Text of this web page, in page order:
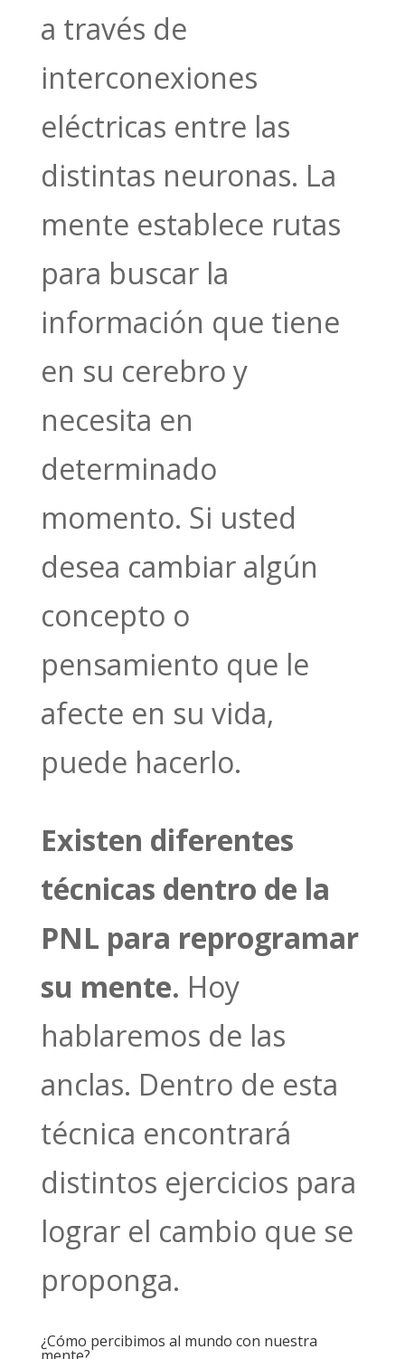
a través de
interconexiones
eléctricas entre las
distintas neuronas. La
mente establece rutas
para buscar la
información que tiene
en su cerebro y
necesita en
determinado
momento. Si usted
desea cambiar algún
concepto o
pensamiento que le
afecte en su vida,
puede hacerlo.
Existen diferentes
técnicas dentro de la
PNL para reprogramar
su mente. Hoy
hablaremos de las
anclas. Dentro de esta
técnica encontrará
distintos ejercicios para
lograr el cambio que se
proponga.
¿Cómo percibimos al mundo con nuestra